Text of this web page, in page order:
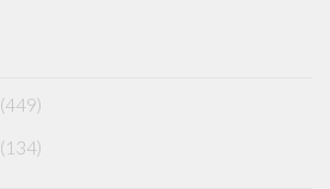
(449)
(134)